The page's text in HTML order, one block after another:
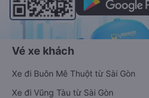
Vé xe khách
Xe đi Buôn Mê Thuột từ Sài Gòn
Xe đi Vũng Tàu từ Sài Gòn